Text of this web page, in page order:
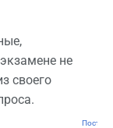
не
своего